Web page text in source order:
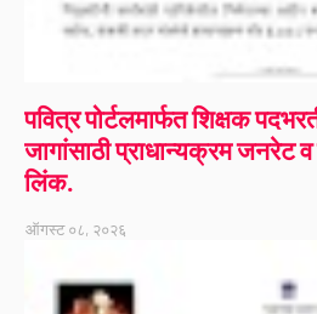
पवित्र पोर्टलमार्फत शिक्षक
जागांसाठी प्राधान्यक्रम
लिंक.
ऑगस्ट ०८, २०२६